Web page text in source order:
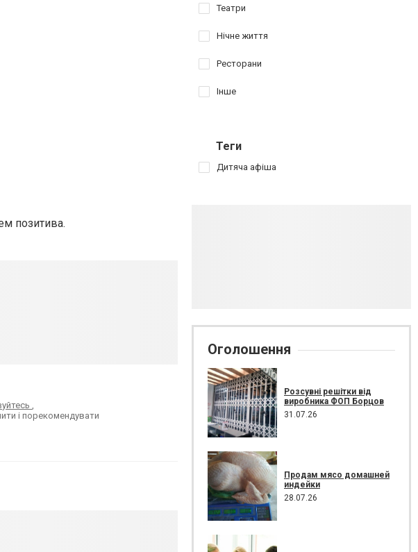
позитива.
,
і порекомендувати
Театри
Нічне життя
Ресторани
Інше
Теги
Дитяча афіша
Оголошення
Розсувні решітки від
виробника ФОП Борцов
31.07.26
Продам мясо домашней
индейки
28.07.26